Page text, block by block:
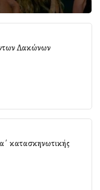
Λακώνων
κατασκηνωτικής